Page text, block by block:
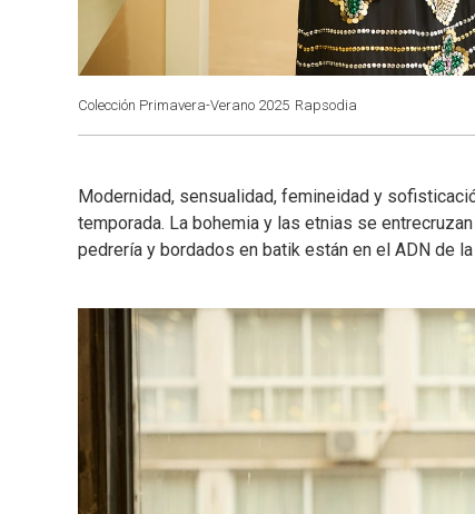
Colección Primavera-Verano 2025 Rapsodia
Modernidad, sensualidad, femineidad y
temporada. La bohemia y las etnias se
pedrería y bordados en batik están en el ADN de